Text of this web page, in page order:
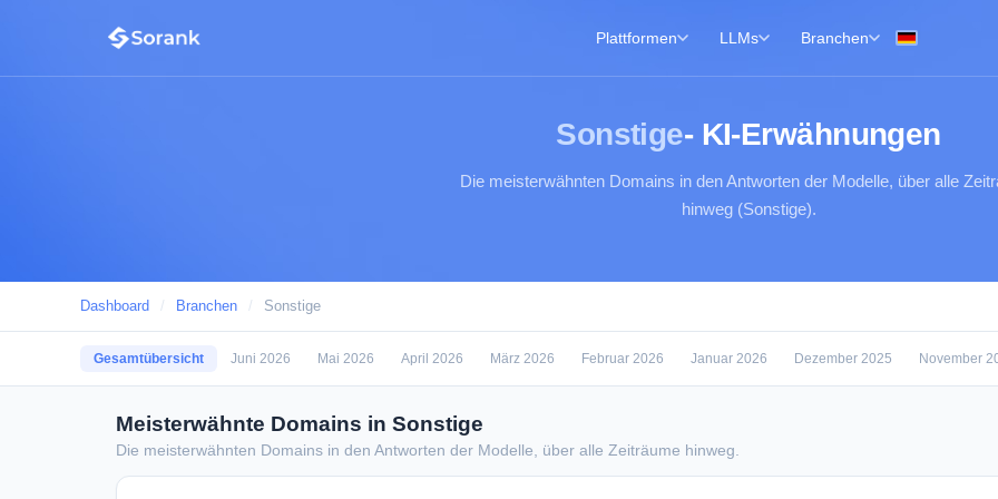
Plattformen LLMs Branchen
Sonstige- KI-Erwähnungen
Die meisterwähnten Domains in den Antworten der Modelle, über alle
hinweg (Sonstige).
Dashboard / Branchen / Sonstige
Gesamtübersicht Juni 2026 Mai 2026 April 2026 März 2026 Februar 2026 Januar 2026 Dezember 2025 November
Meisterwähnte Domains in Sonstige
Die meisterwähnten Domains in den Antworten der Modelle, über alle Zeiträume hinweg.